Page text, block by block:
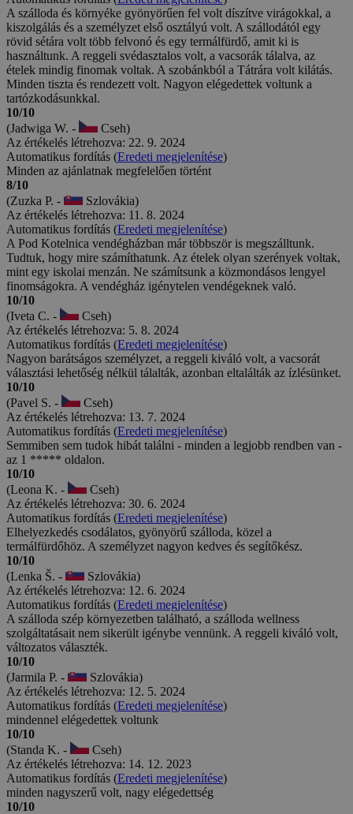
A szálloda és környéke gyönyörűen fel volt díszítve virágokkal, a
kiszolgálás és a személyzet első osztályú volt. A szállodától egy
rövid sétára volt több felvonó és egy termálfürdő, amit ki is
használtunk. A reggeli svédasztalos volt, a vacsorák tálalva, az
ételek mindig finomak voltak. A szobánkból a Tátrára volt kilátás.
Minden tiszta és rendezett volt. Nagyon elégedettek voltunk a
tartózkodásunkkal.
10/10
(Jadwiga W. -
Cseh)
Az értékelés létrehozva: 22. 9. 2024
Automatikus fordítás (Eredeti megjelenítése)
Minden az ajánlatnak megfelelően történt
8/10
(Zuzka P. -
Szlovákia)
Az értékelés létrehozva: 11. 8. 2024
Automatikus fordítás (Eredeti megjelenítése)
A Pod Kotelnica vendégházban már többször is megszálltunk.
Tudtuk, hogy mire számíthatunk. Az ételek olyan szerények voltak,
mint egy iskolai menzán. Ne számítsunk a közmondásos lengyel
finomságokra. A vendégház igénytelen vendégeknek való.
10/10
(Iveta C. -
Cseh)
Az értékelés létrehozva: 5. 8. 2024
Automatikus fordítás (Eredeti megjelenítése)
Nagyon barátságos személyzet, a reggeli kiváló volt, a vacsorát
választási lehetőség nélkül tálalták, azonban eltalálták az ízlésünket.
10/10
(Pavel S. -
Cseh)
Az értékelés létrehozva: 13. 7. 2024
Automatikus fordítás (Eredeti megjelenítése)
Semmiben sem tudok hibát találni - minden a legjobb rendben van -
az 1 ***** oldalon.
10/10
(Leona K. -
Cseh)
Az értékelés létrehozva: 30. 6. 2024
Automatikus fordítás (Eredeti megjelenítése)
Elhelyezkedés csodálatos, gyönyörű szálloda, közel a
termálfürdőhöz. A személyzet nagyon kedves és segítőkész.
10/10
(Lenka Š. -
Szlovákia)
Az értékelés létrehozva: 12. 6. 2024
Automatikus fordítás (Eredeti megjelenítése)
A szálloda szép környezetben található, a szálloda wellness
szolgáltatásait nem sikerült igénybe vennünk. A reggeli kiváló volt,
változatos választék.
10/10
(Jarmila P. -
Szlovákia)
Az értékelés létrehozva: 12. 5. 2024
Automatikus fordítás (Eredeti megjelenítése)
mindennel elégedettek voltunk
10/10
(Standa K. -
Cseh)
Az értékelés létrehozva: 14. 12. 2023
Automatikus fordítás (Eredeti megjelenítése)
minden nagyszerű volt, nagy elégedettség
10/10